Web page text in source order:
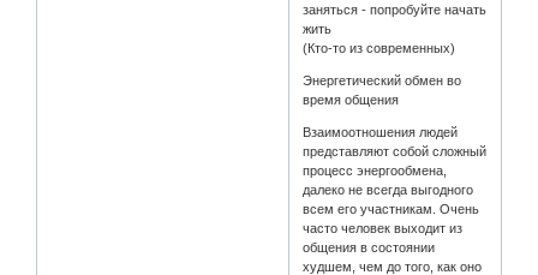
заняться - попробуйте начать
жить
(Кто-то из современных)
Энергетический обмен во
время общения
Взаимоотношения людей
представляют собой сложный
процесс энергообмена,
далеко не всегда выгодного
всем его участникам. Очень
часто человек выходит из
общения в состоянии
худшем, чем до того, как оно